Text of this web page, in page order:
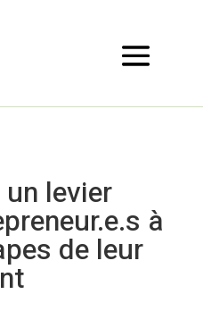
levier
à
de leur